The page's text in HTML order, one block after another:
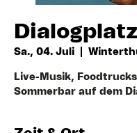
Sa., 04. Juli
Live-Musik,
Sommerbar auf dem